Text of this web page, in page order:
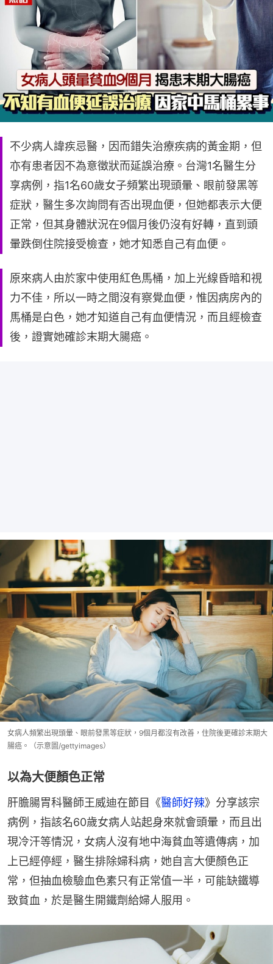
不少病人諱疾忌醫，因而錯失治療疾病的黃金期，但
亦有患者因不為意徵狀而延誤治療。台灣1名醫生分
享病例，指1名60歲女子頻繁出現頭暈、眼前發黑等
症狀，醫生多次詢問有否出現血便，但她都表示大便
正常，但其身體狀況在9個月後仍沒有好轉，直到頭
暈跌倒住院接受檢查，她才知悉自己有血便。
原來病人由於家中使用紅色馬桶，加上光線昏暗和視
力不佳，所以一時之間沒有察覺血便，惟因病房內的
馬桶是白色，她才知道自己有血便情況，而且經檢查
後，證實她確診末期大腸癌。
女病人頻繁出現頭暈、眼前發黑等症狀，9個月都沒有改善，住院後更確診末期大
腸癌。（示意圖/gettyimages）
以為大便顏色正常
肝膽腸胃科醫師王威迪在節目《醫師好辣》分享該宗
病例，指該名60歲女病人站起身來就會頭暈，而且出
現冷汗等情況，女病人沒有地中海貧血等遺傳病，加
上已經停經，醫生排除婦科病，她自言大便顏色正
常，但抽血檢驗血色素只有正常值一半，可能缺鐵導
致貧血，於是醫生開鐵劑給婦人服用。